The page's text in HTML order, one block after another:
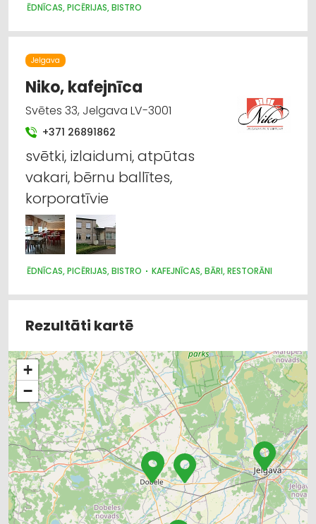
ĒDNĪCAS, PICĒRIJAS, BISTRO
Jelgava
Niko, kafejnīca
Svētes 33, Jelgava LV-3001
+371 26891862
svētki, izlaidumi, atpūtas
vakari, bērnu ballītes,
korporatīvie
ĒDNĪCAS, PICĒRIJAS, BISTRO KAFEJNĪCAS, BĀRI, RESTORĀNI
Rezultāti kartē
+
−